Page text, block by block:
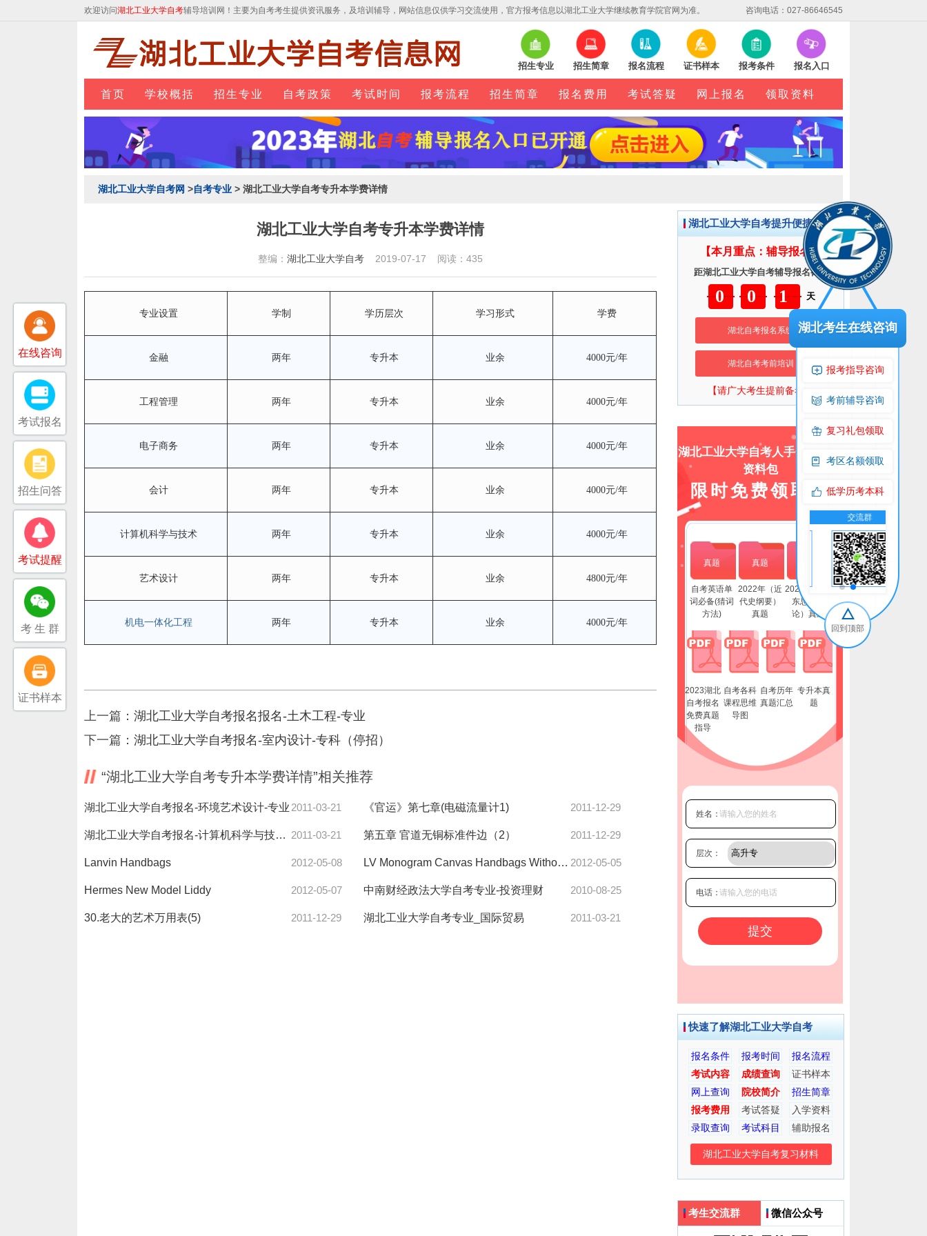
欢迎访问湖北工业大学自考辅导培训网！主要为自考考生提供资讯服务，及培训辅导，网站信息仅供学习交流使用，官方报考信息以湖北工业大学继续教育学院官网为准。 咨询电话：027-86646545
招生专业 招生简章 报名流程 证书样本 报考条件 报名入口
首页 学校概括 招生专业 自考政策 考试时间 报考流程 招生简章 报名费用 考试答疑 网上报名 领取资料
湖北工业大学自考网 >自考专业 > 湖北工业大学自考专升本学费详情
湖北工业大学自考专升本学费详情
整编： 湖北工业大学自考 2019-07-17 阅读：435
专业设置 学制 学历层次 学习形式 学费
金融 两年 专升本 业余 4000元/年
工程管理 两年 专升本 业余 4000元/年
电子商务 两年 专升本 业余 4000元/年
会计 两年 专升本 业余 4000元/年
计算机科学与技术 两年 专升本 业余 4000元/年
艺术设计 两年 专升本 业余 4800元/年
机电一体化工程 两年 专升本 业余 4000元/年
上一篇： 湖北工业大学自考报名报名-土木工程-专业
下一篇： 湖北工业大学自考报名-室内设计-专科（停招）
“湖北工业大学自考专升本学费详情”相关推荐
湖北工业大学自考报名-环境艺术设计-专业 2011-03-21 《官运》第七章(电磁流量计1) 2011-12-29
湖北工业大学自考报名-计算机科学与技术-专业 2011-03-21 第五章 官道无铜标准件边（2） 2011-12-29
Lanvin Handbags 2012-05-08 LV Monogram Canvas Handbags Without dilemma 2012-05-05
Hermes New Model Liddy 2012-05-07 中南财经政法大学自考专业-投资理财 2010-08-25
30.老大的艺术万用表(5) 2011-12-29 湖北工业大学自考专业_国际贸易 2011-03-21
湖北工业大学自考提升便捷服务
【本月重点：辅导报名】
距湖北工业大学自考辅导报名截止
001天
湖北自考报名系统
湖北自考考前培训
【请广大考生提前备考】
湖北工业大学自考人手一份上岸
资料包
限时免费领取！
真题
自考英语单
词必备(猜词
方法)
真题
2022年（近
代史纲要）
真题
2022年(毛泽
东思想概
论）真题
2023湖北
自考报名
免费真题
指导
自考各科
课程思维
导图
自考历年
真题汇总
专升本真
题
姓名：
层次：
电话：
快速了解湖北工业大学自考
报名条件 报考时间
报名流程
考试内容
成绩查询
证书样本
网上查询
院校简介
招生简章
报考费用
考试答疑
入学资料
录取查询
考试科目 辅助报名
湖北工业大学自考复习材料
考生交流群 微信公众号
在线咨询
考试报名
招生问答
考试提醒
考 生 群
证书样本
湖北考生在线咨询
报考指导咨询
考前辅导咨询
复习礼包领取
考区名额领取
低学历考本科
交流群 交流群
回到顶部